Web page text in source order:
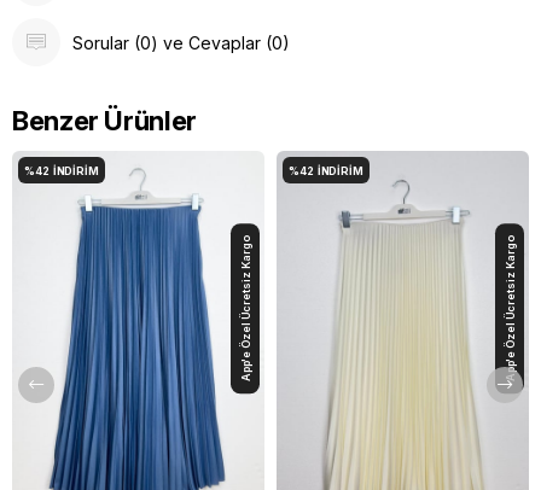
Sorular (0) ve Cevaplar (0)
Benzer Ürünler
%42 İNDIRIM
App'e Özel Ücretsiz Kargo
%42 İNDIRIM
App'e Özel Ücretsiz Kargo